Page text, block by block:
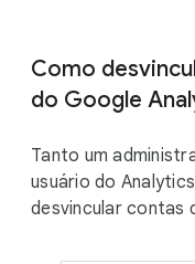
Como
do Google
Tanto um
usuário do
desvincular contas